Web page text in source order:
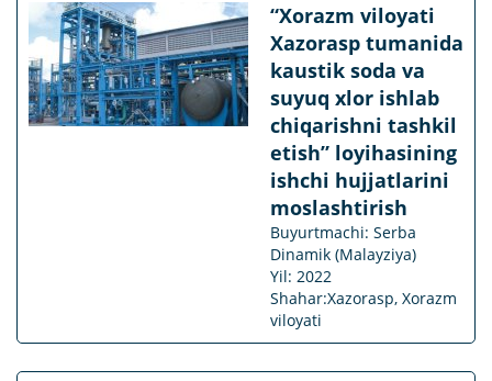
“Xorazm viloyati
Xazorasp tumanida
kaustik soda va
suyuq xlor ishlab
chiqarishni tashkil
etish” loyihasining
ishchi hujjatlarini
moslashtirish
Buyurtmachi: Serba
Dinamik (Malayziya)
Yil: 2022
Shahar:Xazorasp, Xorazm
viloyati